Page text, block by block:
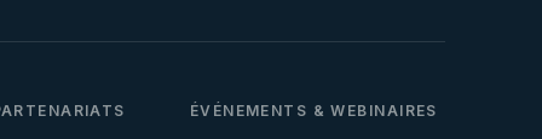
ÉVÉNEMENTS & WEBINAIRES